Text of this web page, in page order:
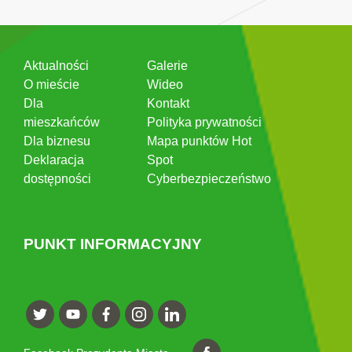
Aktualności
O mieście
Dla
mieszkańców
Dla biznesu
Deklaracja
dostępności
Galerie
Wideo
Kontakt
Polityka prywatności
Mapa punktów Hot
Spot
Cyberbezpieczeństwo
PUNKT INFORMACYJNY